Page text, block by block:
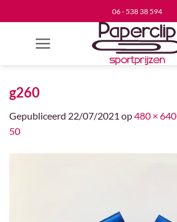
naar
06 - 538 38 594
g260
Gepubliceerd 22/07/2021 op480 × 640
50